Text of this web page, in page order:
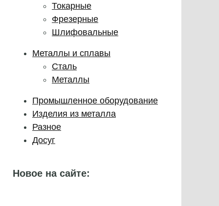
Токарные
Фрезерные
Шлифовальные
Металлы и сплавы
Сталь
Металлы
Промышленное оборудование
Изделия из металла
Разное
Досуг
Новое на сайте: